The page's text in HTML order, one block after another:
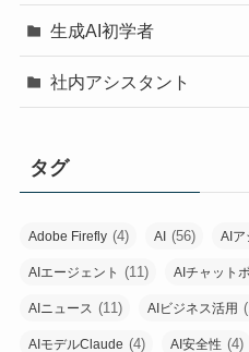
生成AI初学者
社内アシスタント
タグ
Adobe Firefly (4) AI (56) AIア
AIエージェント (11) AIチャット
AIニュース (11) AIビジネス活用
AIモデルClaude (4) AI安全性 (4)